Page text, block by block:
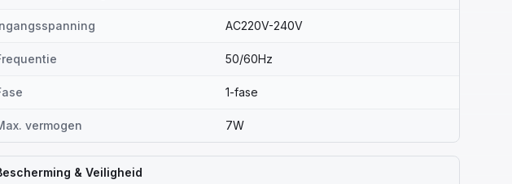
AC220V-240V
50/60Hz
1-fase
vermogen 7W
& Veiligheid